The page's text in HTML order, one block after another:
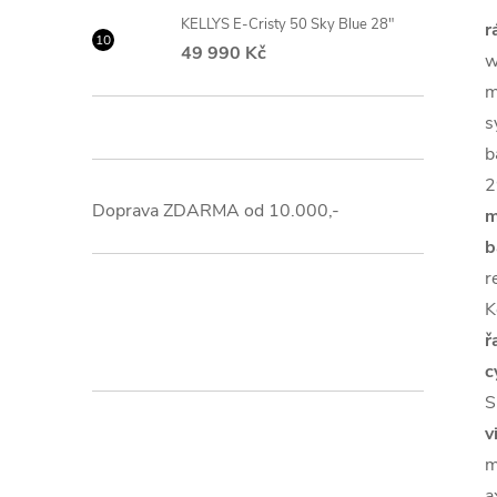
KELLYS E-Cristy 50 Sky Blue 28"
49 990 Kč
Doprava ZDARMA od 10.000,-